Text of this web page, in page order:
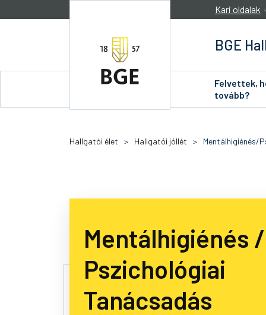
Kari oldalak
BGE
Felvettek,
tovább?
Hallgatói élet > Hallgatói jóllét > Mentálhigiénés/
Mentálhigiénés /
Pszichológiai
Tanácsadás